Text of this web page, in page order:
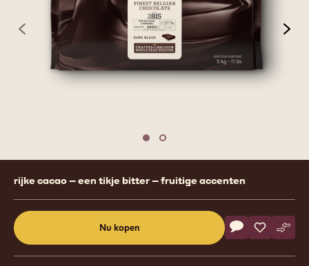
previous
Move to slide 1
Move to slide 2
Product
information
rijke cacao – een tikje bitter – fruitige accenten
Nu kopen
a
Actions
Schrijf een
- 2815Opslaan
- 2815-